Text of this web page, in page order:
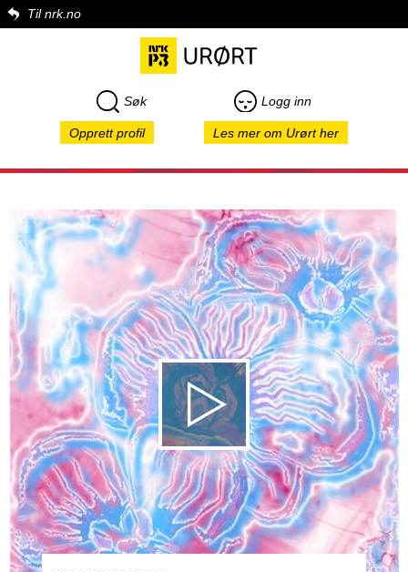
Til nrk.no
Søk Logg inn
Opprett profil Les mer om Urørt her